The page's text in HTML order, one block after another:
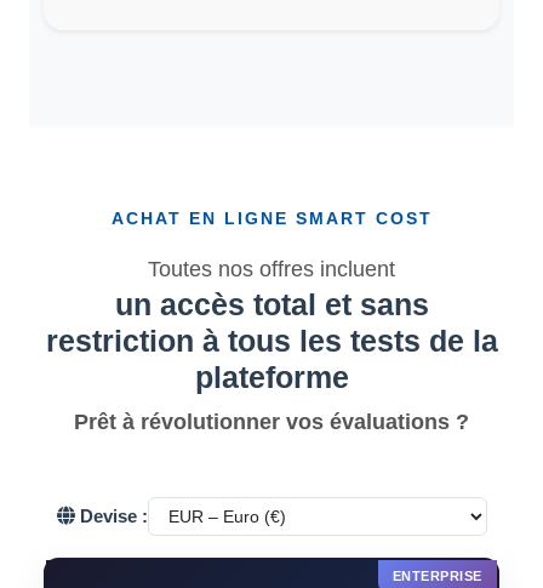
ACHAT EN LIGNE SMART COST
Toutes nos offres incluent
un accès total et sans
restriction à tous les tests de la
plateforme
Prêt à révolutionner vos évaluations ?
Devise :